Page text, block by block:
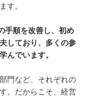
す。
手順を改善し、初め
しており、多くの参
んでいます。
門など、それぞれの
。だからこそ、経営